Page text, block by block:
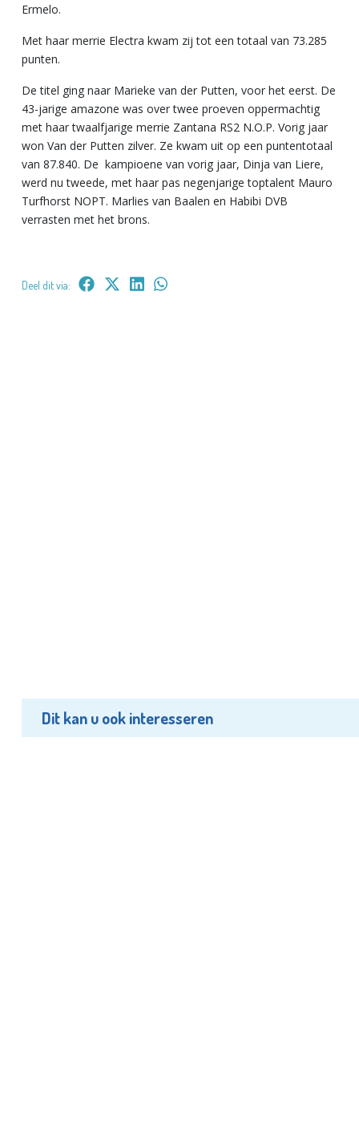
Ermelo.
Met haar merrie Electra kwam zij tot een totaal van 73.285
punten.
De titel ging naar Marieke van der Putten, voor het eerst. De
43-jarige amazone was over twee proeven oppermachtig
met haar twaalfjarige merrie Zantana RS2 N.O.P. Vorig jaar
won Van der Putten zilver. Ze kwam uit op een puntentotaal
van 87.840. De kampioene van vorig jaar, Dinja van Liere,
werd nu tweede, met haar pas negenjarige toptalent Mauro
Turfhorst NOPT. Marlies van Baalen en Habibi DVB
verrasten met het brons.
Deel dit via:
Dit kan u ook interesseren